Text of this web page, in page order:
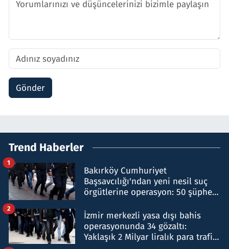
Gönder
Trend Haberler
Bakırköy Cumhuriyet
Başsavcılığı'ndan yeni nesil suç
örgütlerine operasyon: 50 şüpheli
1
İzmir merkezli yasa dışı bahis
operasyonunda 34 gözaltı:
Yaklaşık 2 Milyar liralık para trafiği
2